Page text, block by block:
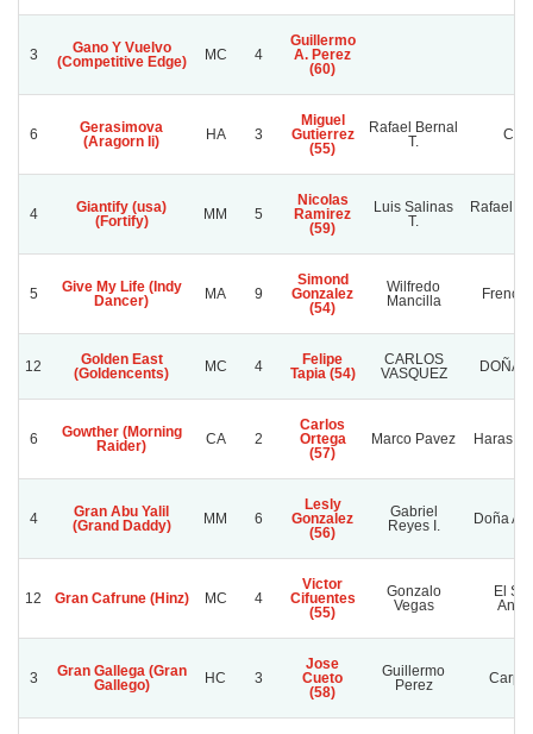
3
Gano Y Vuelvo
(Competitive Edge)
MC 4
Guillermo
A. Perez
(60)
6
Gerasimova
(Aragorn Ii)
HA 3
Miguel
Gutierrez
(55)
Rafael Bernal
T.
4
Giantify (usa)
(Fortify)
MM 5
Nicolas
Ramirez
(59)
Luis Salinas
T.
Rafael
5
Give My Life (Indy
Dancer)
MA 9
Simond
Gonzalez
(54)
Wilfredo
Mancilla
French
12
Golden East
(Goldencents)
MC 4
Felipe
Tapia (54)
CARLOS
VASQUEZ
DOÑA
6
Gowther (Morning
Raider)
CA 2
Carlos
Ortega
(57)
Marco Pavez Haras
4
Gran Abu Yalil
(Grand Daddy)
MM 6
Lesly
Gonzalez
(56)
Gabriel
Reyes I.
Doña
12 Gran Cafrune (Hinz) MC 4
Victor
Cifuentes
(55)
Gonzalo
Vegas
El
3
Gran Gallega (Gran
Gallego)
HC 3
Jose
Cueto
(58)
Guillermo
Perez